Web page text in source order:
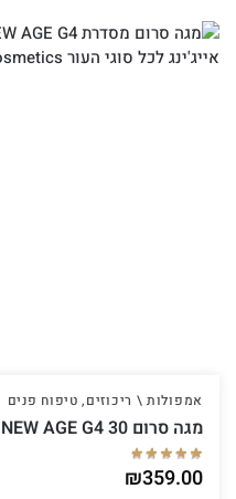
אמפולות \ ריכוזים, טיפוח פנים
מגה סרום NEW AGE G4 30 מ"ל GIGI ג'יג'י
₪359.00